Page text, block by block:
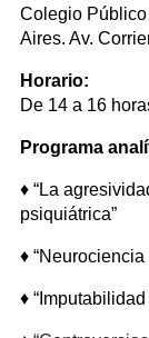
Colegio
Aires. Av.
Horario:
De 14 a 16
Programa
♦ “La
psiquiátrica”
♦
♦